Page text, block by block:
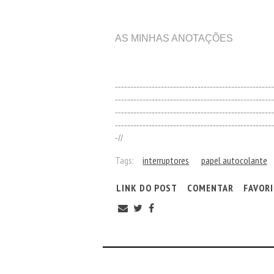
AS MINHAS ANOTAÇÕES
-//
Tags: interruptores papel autocolante
LINK DO POST COMENTAR